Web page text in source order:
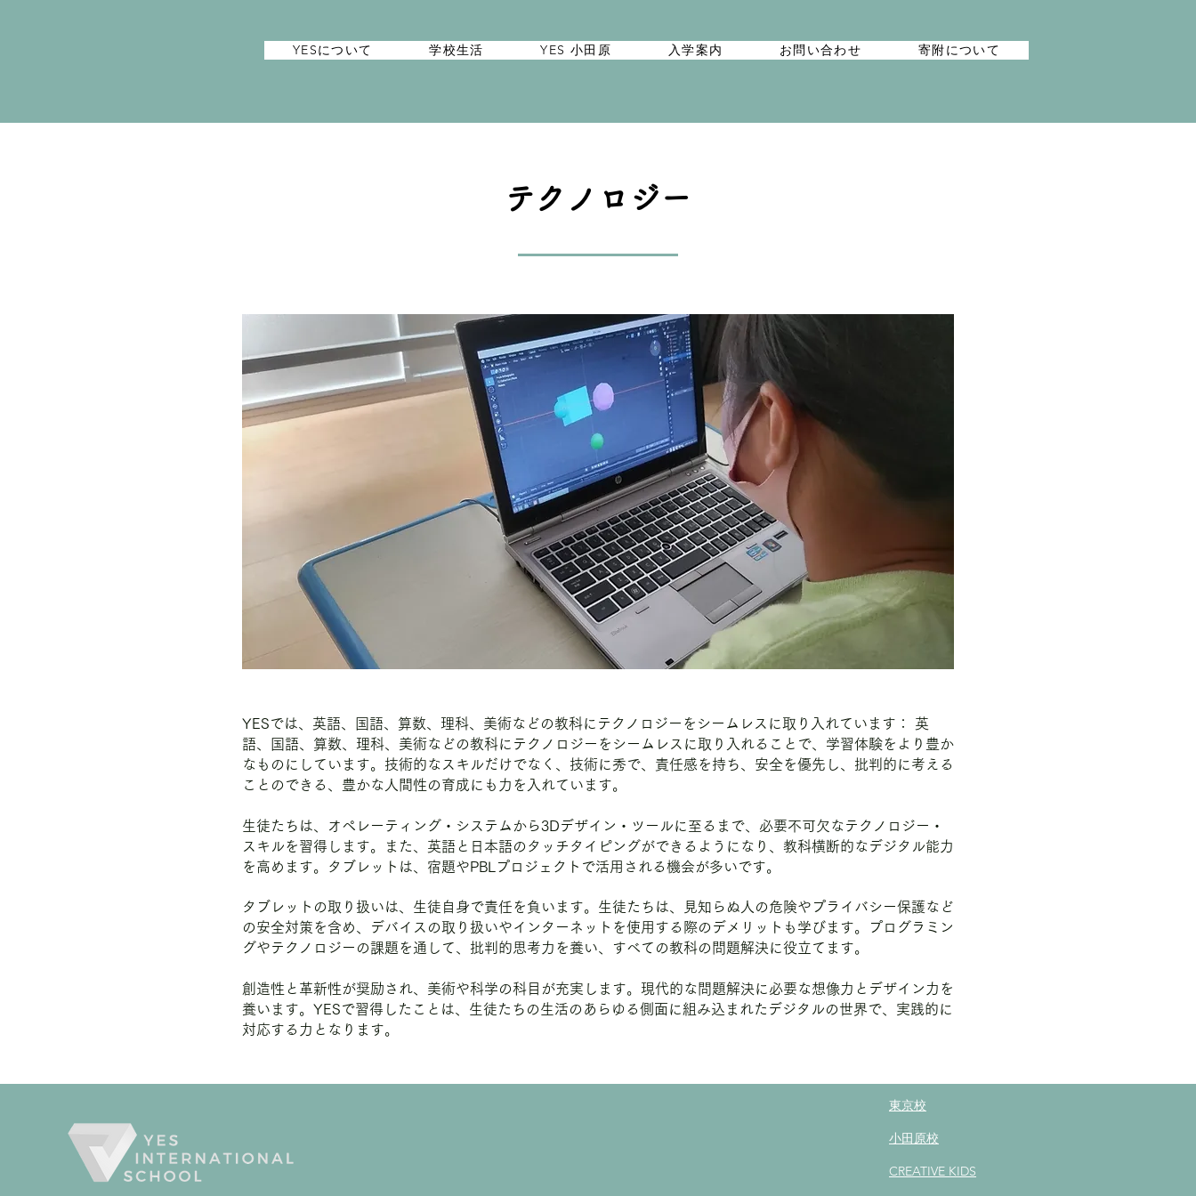
YESについて 学校生活 YES 小田原 入学案内 お問い合わせ 寄附について
テクノロジー
YESでは、英語、国語、算数、理科、美術などの教科にテクノロジーをシームレスに取り入れています： 英
語、国語、算数、理科、美術などの教科にテクノロジーをシームレスに取り入れることで、学習体験をより豊か
なものにしています。技術的なスキルだけでなく、技術に秀で、責任感を持ち、安全を優先し、批判的に考える
ことのできる、豊かな人間性の育成にも力を入れています。
生徒たちは、オペレーティング・システムから3Dデザイン・ツールに至るまで、必要不可欠なテクノロジー・
スキルを習得します。また、英語と日本語のタッチタイピングができるようになり、教科横断的なデジタル能力
を高めます。
タブレットは、宿題やPBLプロジェクトで活用される機会が多いです。
タブレットの取り扱いは、生徒自身で責任を負います。生徒たちは、見知らぬ人の危険やプライバシー保護など
の安全対策を含め、デバイスの取り扱いやインターネットを使用する際のデメリットも学びます。プログラミン
グやテクノロジーの課題を通して、批判的思考力を養い、すべての教科の問題解決に役立てます。
創造性と革新性が奨励され、美術や科学の科目が充実します。現代的な問題解決に必要な想像力とデザイン力を
養います。YESで習得したことは、生徒たちの生活のあらゆる側面に組み込まれたデジタルの世界で、実践的に
対応する力となります。
東京校
小田原校
CREATIVE KIDS